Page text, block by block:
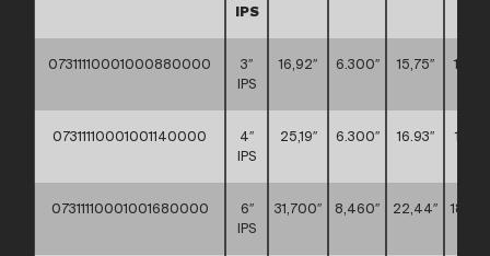
IPS
07311110001000880000
3″
IPS
16,92″ 6.300″ 15,75″
07311110001001140000
4″
IPS
25,19″ 6.300″ 16.93″
07311110001001680000
6″
IPS
31,700″ 8,460″ 22,44″